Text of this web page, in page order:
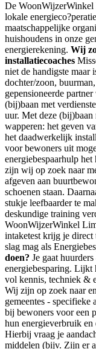
De WoonWijzerWinkel
lokale
maatschappelijke
huishoudens in onze
energierekening. Wij
installatiecoaches
niet de handigste maar
dochter/zoon,
gepensioneerde
(bij)baan met
uur. Met deze (bij)baan
wapperen: het geven
het daadwerkelijk
voor bewoners uit
energiebespaarhulp
zijn wij op zoek naar
afgeven aan
schoenen staan.
stukje leefbaarder te
deskundige training
WoonWijzerWinkel
intaketest krijg je direct
slag mag als
doen? Je gaat
energiebesparing. Lijkt
vol kennis, techniek &
Wij zijn op zoek naar
gemeentes - specifieke
bij bewoners voor een
hun energieverbruik
Hierbij vraag je
middelen (bijv. Zijn er